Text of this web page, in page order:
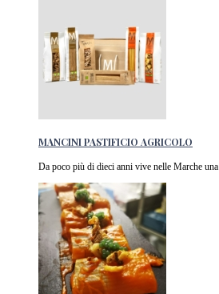
MANCINI PASTIFICIO AGRICOLO
Da poco più di dieci anni vive nelle Marche